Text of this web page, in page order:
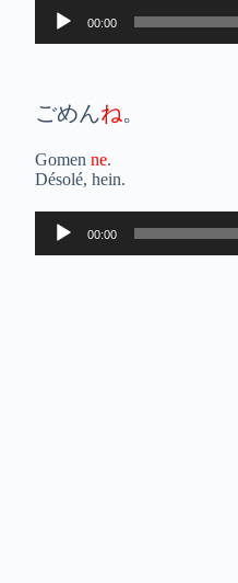
Lecteur
audio
00:00
ごめんね。
Gomenne.
Désolé, hein.
Lecteur
audio
00:00